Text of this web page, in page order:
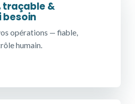
traçable &
besoin
opérations — fiable,
humain.